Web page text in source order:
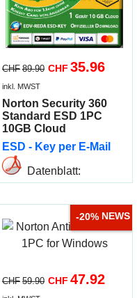
CHF 89.90 CHF 35.96
inkl. MWST
Norton Security 360
Standard ESD 1PC
10GB Cloud
ESD - Key per E-Mail
Datenblatt:
NEWS